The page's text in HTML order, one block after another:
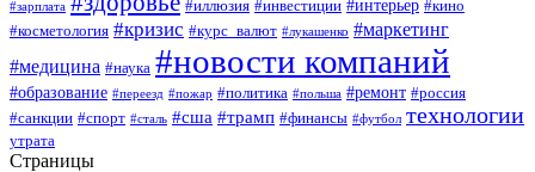
#зарплата #иллюзия #инвестиции #интерьер #кино
#косметология #кризис #курс_валют #лукашенко #маркетинг
#медицина #наука #новости компаний
#образование #переезд #пожар #политика #польша #ремонт #россия
#санкции #спорт #сталь #сша #трамп #финансы #футбол технологии
утрата
Страницы